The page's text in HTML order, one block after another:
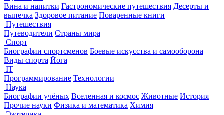
Вина и напитки Гастрономические путешествия Десерты и
выпечка Здоровое питание Поваренные книги
Путешествия
Путеводители Страны мира
Спорт
Биографии спортсменов Боевые искусства и самооборона
Виды спорта Йога
IT
Программирование Технологии
Наука
Биографии учёных Вселенная и космос Животные История
Прочие науки Физика и математика Химия